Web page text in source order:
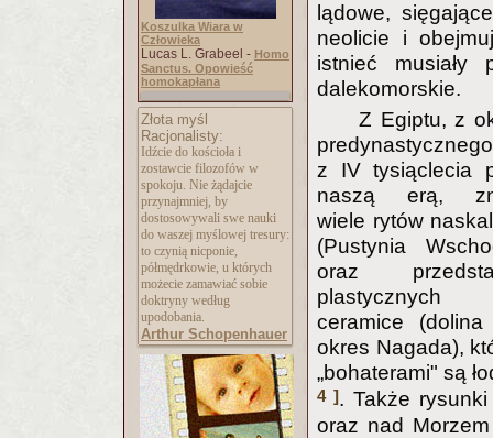
Koszulka Wiara w
Człowieka
Lucas L. Grabeel - Homo
Sanctus. Opowieść
homokapłana
Złota myśl
Racjonalisty:
Idźcie do kościoła i
zostawcie filozofów w
spokoju. Nie żądajcie
przynajmniej, by
dostosowywali swe nauki
do waszej myślowej tresury:
to czynią nicponie,
półmędrkowie, u których
możecie zamawiać sobie
doktryny według
upodobania.
Arthur Schopenhauer
lądowe,
neolicie i
istnieć
dalekomorskie.
Z Egiptu, z
z IV tysiąclecia
naszą erą,
wiele rytów
(Pustynia
oraz
ceramice (dolina
okres Nagada),
„bohaterami" są
4 ]. Także
oraz nad